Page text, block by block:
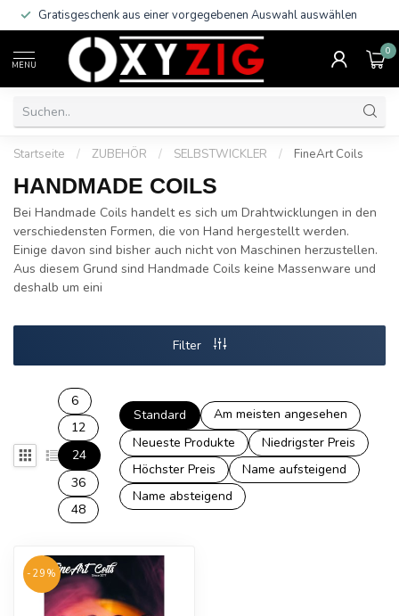
Gratisgeschenk aus einer vorgegebenen Auswahl auswählen
MENU
0
Startseite / ZUBEHÖR / SELBSTWICKLER / FineArt Coils
HANDMADE COILS
Bei Handmade Coils handelt es sich um Drahtwicklungen in den
verschiedensten Formen, die von Hand hergestellt werden.
Einige davon sind bisher auch nicht von Maschinen herzustellen.
Aus diesem Grund sind Handmade Coils keine Massenware und
deshalb um eini
Filter
6
12
24
36
48
Standard
Am meisten angesehen
Neueste Produkte
Niedrigster Preis
Höchster Preis
Name aufsteigend
Name absteigend
-29%